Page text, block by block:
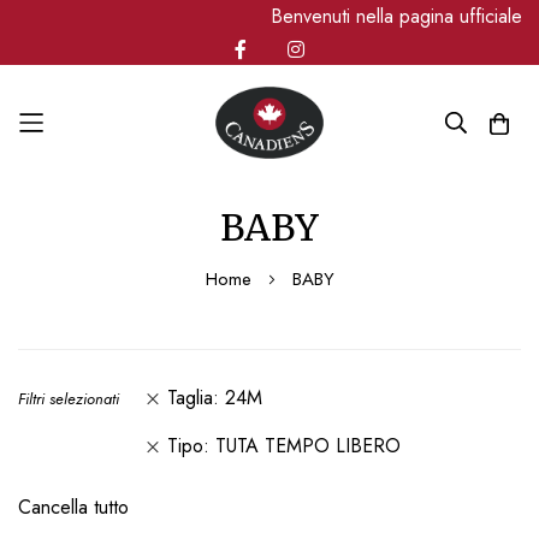
Benvenuti nella pagina ufficiale
BABY
Home BABY
Filtri selezionati Taglia 24M
Tipo TUTA TEMPO LIBERO
Cancella tutto